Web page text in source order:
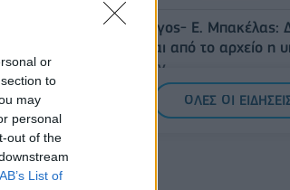
or
to
may
personal
out of the
List of
Άρειος Πάγος- Ε. Μπακέλας:
ανασύρεται από το αρχείο η
υποκλοπών
07/08/2026 - 14:11
ΟΛΕΣ ΟΙ